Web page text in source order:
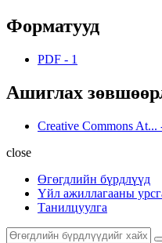
Форматууд
PDF - 1
Ашиглах
Creative Commons At...
close
Өгөгдлийн бүрдлүүд
Үйл ажиллагааны
Танилцуулга